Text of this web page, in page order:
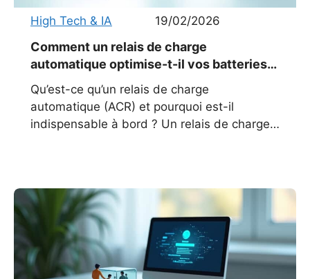
High Tech & IA 19/02/2026
Comment un relais de charge
automatique optimise-t-il vos batteries
en 2026 ?
Qu’est-ce qu’un relais de charge
automatique (ACR) et pourquoi est-il
indispensable à bord ? Un relais de charge